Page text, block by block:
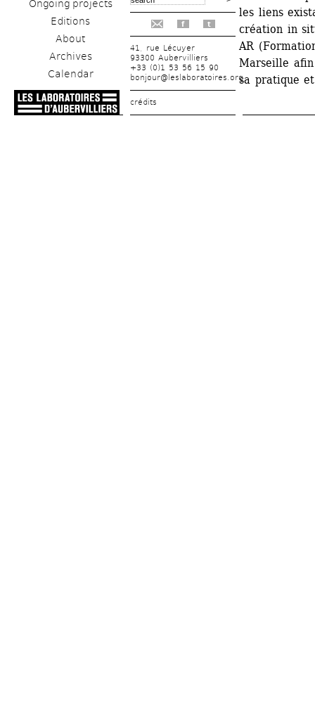
Ongoing projects
Editions
About
Archives
Calendar
f t
41, rue Lécuyer
93300 Aubervilliers
+33 (0)1 53 56 15 90
bonjour@leslaboratoires.org
crédits
les liens
création in
AR
Marseille
sa pratique